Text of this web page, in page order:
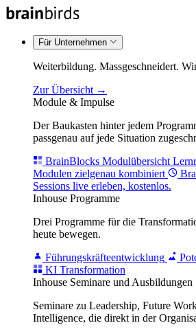
Für Unternehmen
Weiterbildung. Massgeschneidert.
Zur Übersicht →
Module & Impulse
Der Baukasten hinter jedem
passgenau auf jede Situation
BrainBlocks Modulübersicht
Modulen zielgenau kombiniert
Sessions live erleben, kostenlos.
Inhouse Programme
Drei Programme für die
heute bewegen.
Führungskräfteentwicklung
KI Transformation
Inhouse Seminare und Ausbildungen
Seminare zu Leadership, Future
Intelligence, die direkt in der